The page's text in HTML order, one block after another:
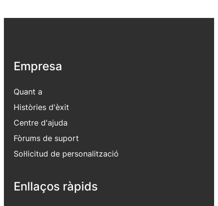
Empresa
Quant a
Històries d'èxit
Centre d'ajuda
Fòrums de suport
Sol·licitud de personalització
Enllaços ràpids